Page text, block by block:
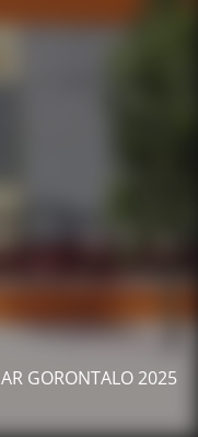
GORONTALO 2025